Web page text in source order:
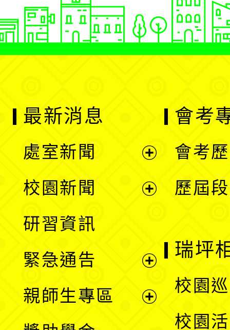
最新消息
處室新聞
單
校園新聞
選
單
研習資訊
緊急通告
親師生專區
會考
會考
歷屆
瑞坪
校園
校園